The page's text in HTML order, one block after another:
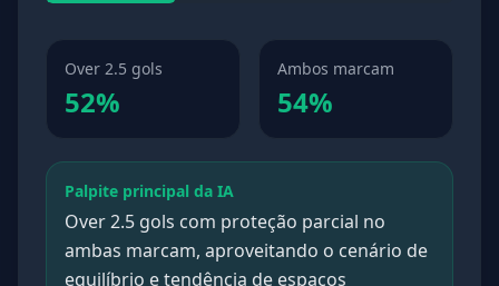
Over 2.5 gols
52%
Ambos marcam
54%
Palpite principal da IA
Over 2.5 gols com proteção parcial no
ambas marcam, aproveitando o cenário de
equilíbrio e tendência de espaços